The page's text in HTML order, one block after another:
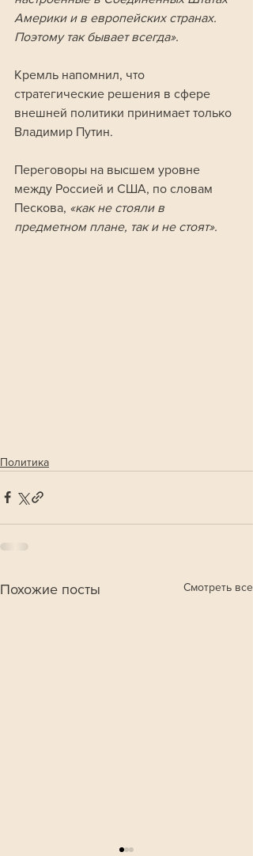
Америки и в европейских странах.
Поэтому так бывает всегда».
Кремль напомнил, что
стратегические решения в сфере
внешней политики принимает только
Владимир Путин.
Переговоры на высшем уровне
между Россией и США, по словам
Пескова, «как не стояли в
предметном плане, так и не стоят».
Политика
Похожие посты Смотреть все